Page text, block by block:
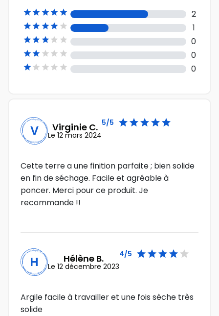
V Virginie C.
Le 12 mars 2024
5/5 
Cette terre a une finition parfaite ; bien solide
en fin de séchage. Facile et agréable à
poncer. Merci pour ce produit. Je
recommande !!
H Hélène B.
Le 12 décembre 2023
4/5  
Argile facile à travailler et une fois sèche très
solide
     2
     1
     0
     0
     0